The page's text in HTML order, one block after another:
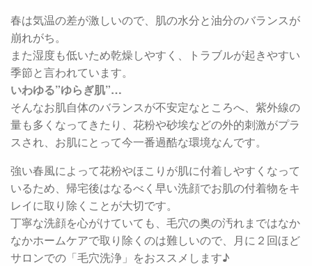
春は気温の差が激しいので、肌の水分と油分のバランスが
崩れがち。
また湿度も低いため乾燥しやすく、トラブルが起きやすい
季節と言われています。
いわゆる”ゆらぎ肌”…
そんなお肌自体のバランスが不安定なところへ、紫外線の
量も多くなってきたり、花粉や砂埃などの外的刺激がプラ
スされ、お肌にとって今一番過酷な環境なんです。
強い春風によって花粉やほこりが肌に付着しやすくなって
いるため、帰宅後はなるべく早い洗顔でお肌の付着物をキ
レイに取り除くことが大切です。
丁寧な洗顔を心がけていても、毛穴の奥の汚れまではなか
なかホームケアで取り除くのは難しいので、月に２回ほど
サロンでの「毛穴洗浄」をおススメします♪